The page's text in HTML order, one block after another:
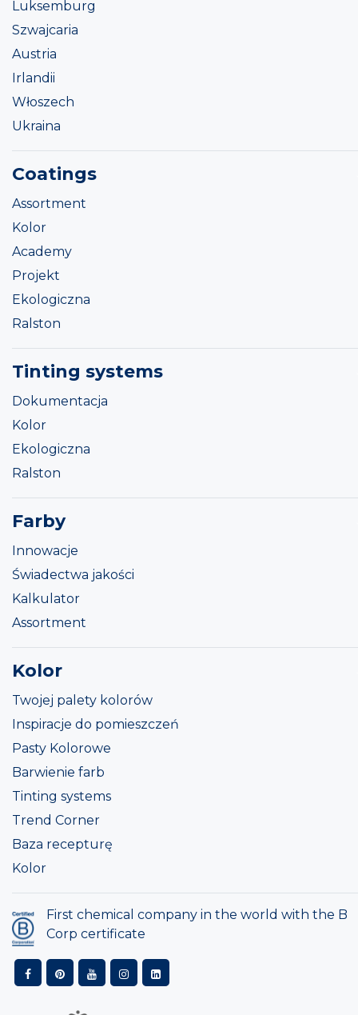
Luksemburg
Szwajcaria
Austria
Irlandii
Włoszech
Ukraina
Coatings
Assortment
Kolor
Academy
Projekt
Ekologiczna
Ralston
Tinting systems
Dokumentacja
Kolor
Ekologiczna
Ralston
Farby
Innowacje
Świadectwa jakości
Kalkulator
Assortment
Kolor
Twojej palety kolorów
Inspiracje do pomieszczeń
Pasty Kolorowe
Barwienie farb
Tinting systems
Trend Corner
Baza recepturę
Kolor
First chemical company in the world with the B
Corp certificate